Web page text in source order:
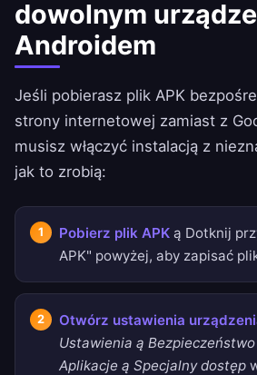
dowolnym
Androidem
Jeśli pobierasz plik APK
strony internetowej zamiast z
musisz włączyć instalacją z
jak to zrobią:
Pobierz plik APK ą Dotknij
APK" powyżej, aby zapisać
Otwórz ustawienia
Ustawienia ą Bezpieczeństwo
Aplikacje ą Specjalny dostęp